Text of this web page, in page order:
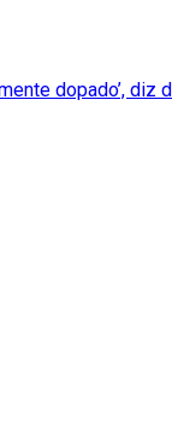
dopado’, diz